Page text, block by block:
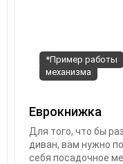
*Пример работы
механизма
Еврокнижка
Для того, что бы
диван, вам нужно
себя посадочное